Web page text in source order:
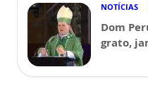
NOTÍCIAS
Dom
grato,